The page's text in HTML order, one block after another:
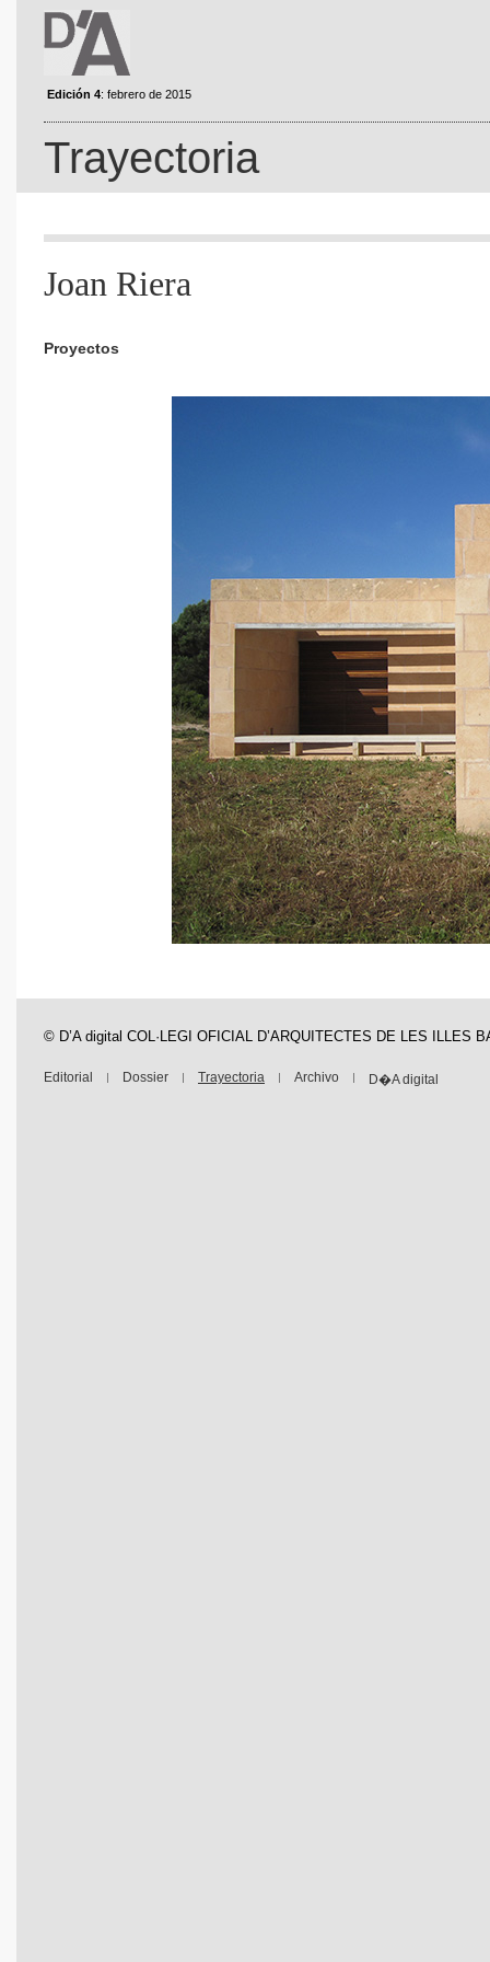
Edición 4: febrero de 2015
Trayectoria
Joan Riera
Proyectos
© D’A digital COL·LEGI OFICIAL D’ARQUITECTES DE LES ILLES
Editorial Dossier Trayectoria Archivo D�A digital